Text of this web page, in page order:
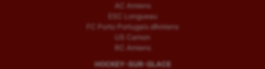
AC Amiens
ESC Longueau
FC Porto Portugais d’Amiens
US Camon
RC Amiens
HOCKEY-SUR-GLACE